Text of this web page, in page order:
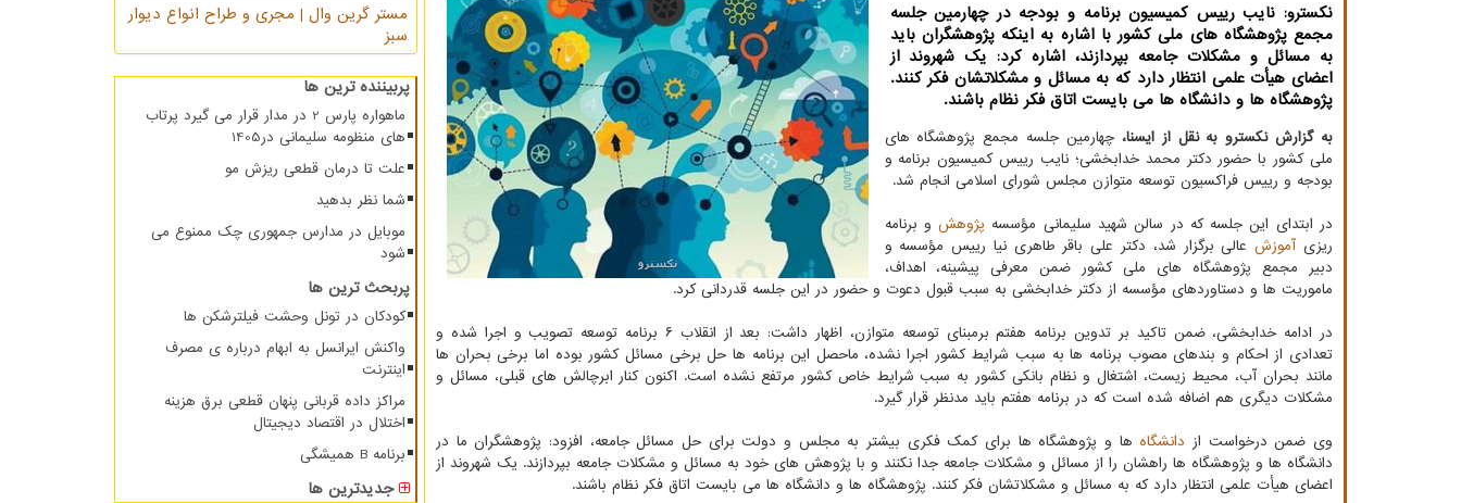
نکسترو: نایب رییس کمیسیون برنامه و بودجه در چهارمین جلسه
مجمع پژوهشگاه های ملی کشور با اشاره به اینکه پژوهشگران باید
به مسائل و مشکلات جامعه بپردازند، اشاره کرد: یک شهروند از
اعضای هیأت علمی انتظار دارد که به مسائل و مشکلاتشان فکر کنند.
پژوهشگاه ­ها و دانشگاه ­ها می بایست اتاق فکر نظام باشند.
به گزارش نکسترو به نقل از ایسنا،چهارمین جلسه مجمع پژوهشگاه های
ملی کشور با حضور دکتر محمد خدابخشی؛ نایب رییس کمیسیون برنامه و
بودجه و رییس فراکسیون توسعه متوازن مجلس شورای اسلامی انجام شد.
در ابتدای این جلسه که در سالن شهید سلیمانی مؤسسه پژوهشو برنامه
ریزی آموزشعالی برگزار شد، دکتر علی باقر طاهری نیا رییس مؤسسه و
دبیر مجمع پژوهشگاه های ملی کشور ضمن معرفی پیشینه، اهداف،
ماموریت ها و دستاوردهای مؤسسه از دکتر خدابخشی به سبب قبول دعوت و حضور در این جلسه قدردانی کرد.
در ادامه خدابخشی، ضمن تاکید بر تدوین برنامه هفتم برمبنای توسعه متوازن، اظهار داشت: بعد از انقلاب ۶ برنامه توسعه تصویب و اجرا شده و
تعدادی از احکام و بندهای مصوب برنامه­ ها به سبب شرایط کشور اجرا نشده، ماحصل این برنامه ­ها حل برخی مسائل کشور بوده اما برخی بحران ها
مانند بحران آب، محیط زیست، اشتغال و نظام بانکی کشور به سبب شرایط خاص کشور مرتفع نشده است. اکنون کنار ابرچالش های قبلی، مسائل و
مشکلات دیگری هم اضافه شده است که در برنامه هفتم باید مدنظر قرار گیرد.
وی ضمن درخواست از دانشگاه ها و پژوهشگاه ها برای کمک فکری بیشتر به مجلس و دولت برای حل مسائل جامعه، افزود: پژوهشگران ما در
دانشگاه ­ها و پژوهشگاه ­ها راه­شان را از مسائل و مشکلات جامعه جدا نکنند و با پژوهش های خود به مسائل و مشکلات جامعه بپردازند. یک شهروند از
اعضای هیأت علمی انتظار دارد که به مسائل و مشکلاتشان فکر کنند. پژوهشگاه ­ها و دانشگاه ­ها می بایست اتاق فکر نظام باشند.
مستر گرین وال | مجری و طراح انواع دیوار
سبز
پربیننده ترین ها
ماهواره پارس 2 در مدار قرار می گیرد پرتاب
های منظومه سلیمانی در1405
علت تا درمان قطعی ریزش مو
شما نظر بدهید
موبایل در مدارس جمهوری چک ممنوع می
شود
پربحث ترین ها
کودکان در تونل وحشت فیلترشکن ها
واکنش ایرانسل به ابهام درباره ی مصرف
اینترنت
مراکز داده قربانی پنهان قطعی برق هزینه
اختلال در اقتصاد دیجیتال
برنامه B همیشگی
جدیدترین ها